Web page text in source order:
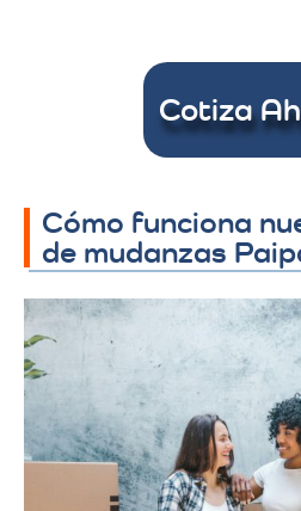
Cotiza
Cómo funciona
de mudanzas